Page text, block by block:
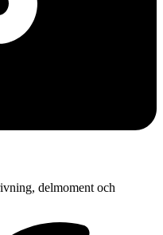
delmoment och